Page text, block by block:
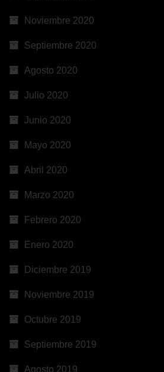
Noviembre 2020
Septiembre 2020
Agosto 2020
Julio 2020
Junio 2020
Mayo 2020
Abril 2020
Marzo 2020
Febrero 2020
Enero 2020
Diciembre 2019
Noviembre 2019
Octubre 2019
Septiembre 2019
Agosto 2019